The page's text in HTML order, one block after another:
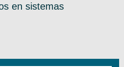
en sistemas